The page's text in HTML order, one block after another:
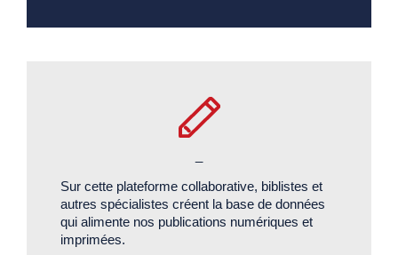
Sur cette plateforme collaborative, biblistes et
autres spécialistes créent la base de données
qui alimente nos publications numériques et
imprimées.